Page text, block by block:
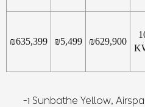
₪629,900
₪5,499
₪635,399
* צבע Sunbathe Yellow, Airspace Blue, Arctic Green ו-